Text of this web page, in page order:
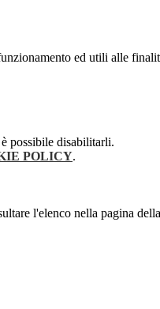
ed utili alle
possibile disabilitarli.
POLICY.
l'elenco nella pagina